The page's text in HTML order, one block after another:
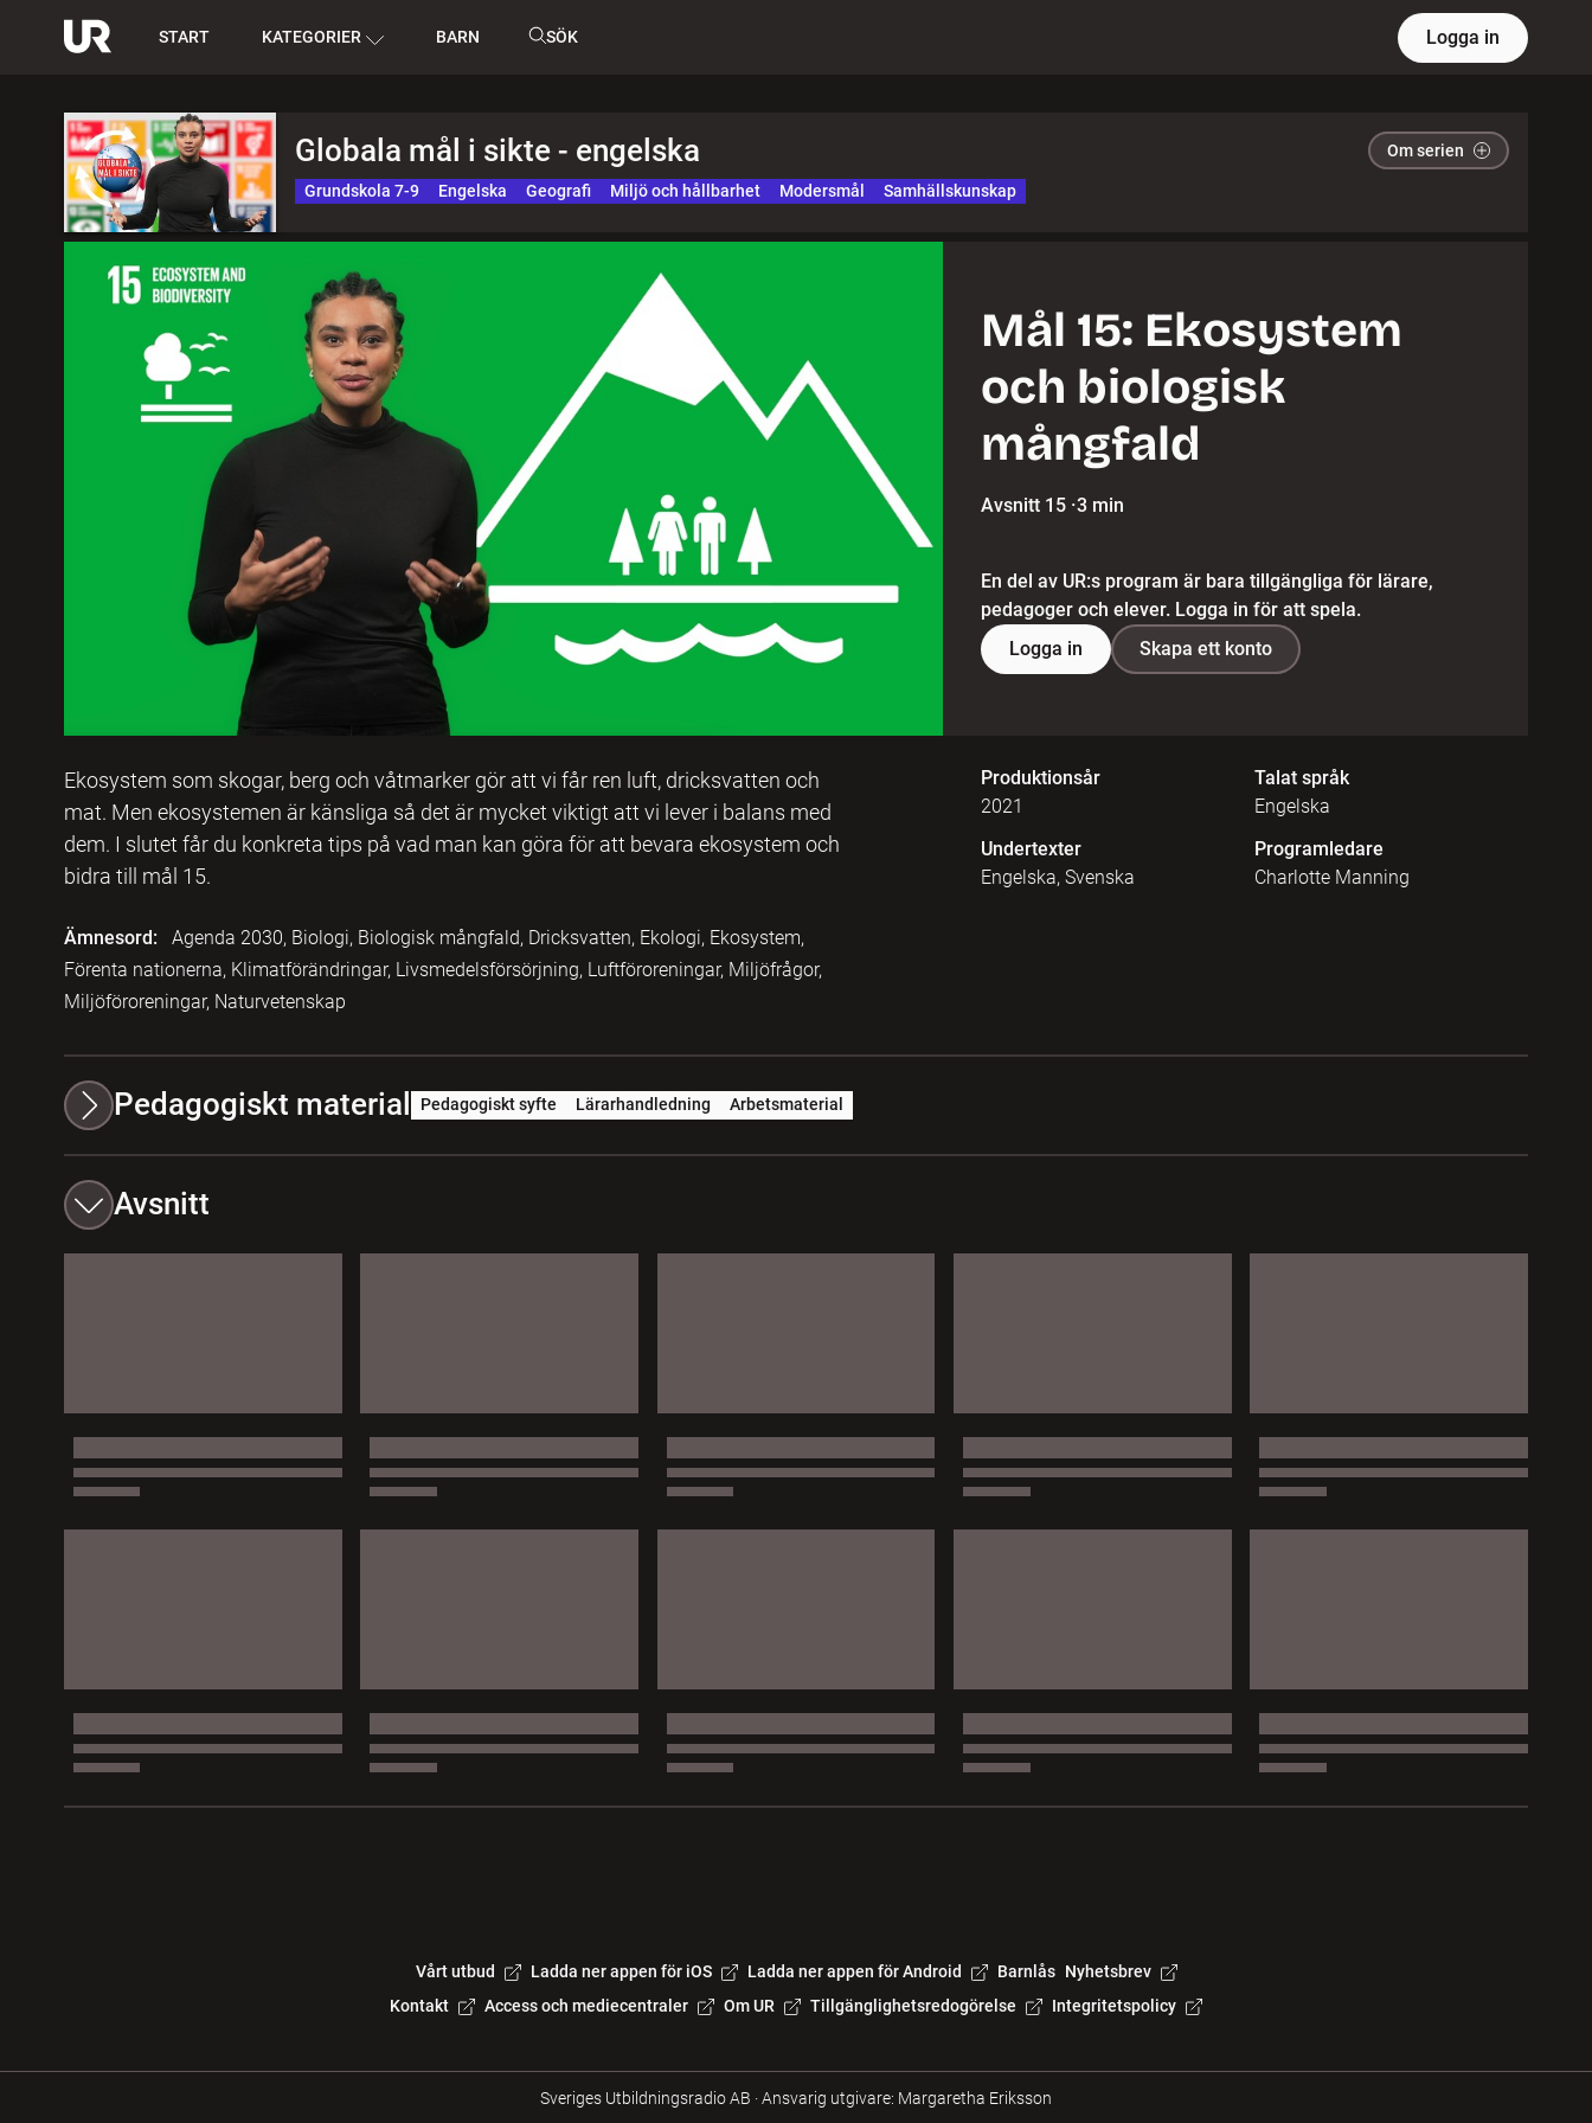
START KATEGORIER BARN SÖK Logga in
Globala mål i sikte - engelska Om serien
Grundskola 7-9 Engelska Geografi Miljö och hållbarhet Modersmål Samhällskunskap
Mål 15: Ekosystem
och biologisk
mångfald
Avsnitt 15 ·3 min
En del av UR:s program är bara tillgängliga för lärare,
pedagoger och elever. Logga in för att spela.
Logga in
Skapa ett konto
Ekosystem som skogar, berg och våtmarker gör att vi får ren luft, dricksvatten och
mat. Men ekosystemen är känsliga så det är mycket viktigt att vi lever i balans med
dem. I slutet får du konkreta tips på vad man kan göra för att bevara ekosystem och
bidra till mål 15.
Ämnesord:
Agenda 2030, Biologi, Biologisk mångfald, Dricksvatten, Ekologi, Ekosystem,
Förenta nationerna, Klimatförändringar, Livsmedelsförsörjning, Luftföroreningar, Miljöfrågor,
Miljöföroreningar, Naturvetenskap
Produktionsår
2021
Talat språk
Engelska
Undertexter
Engelska, Svenska
Programledare
Charlotte Manning
Pedagogiskt material Pedagogiskt syfte Lärarhandledning Arbetsmaterial
Avsnitt
Vårt utbud Ladda ner appen för iOS Ladda ner appen för Android Barnlås Nyhetsbrev
Kontakt
Access och mediecentraler Om UR Tillgänglighetsredogörelse Integritetspolicy
Sveriges Utbildningsradio AB ·Ansvarig utgivare: Margaretha Eriksson